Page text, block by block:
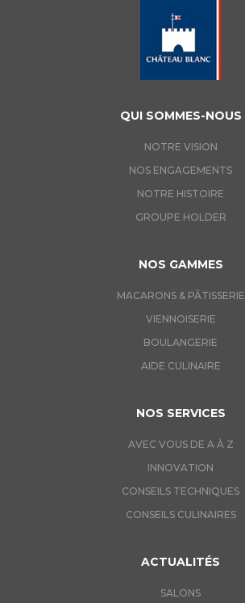
QUI SOMMES-NOUS
NOTRE VISION
NOS ENGAGEMENTS
NOTRE HISTOIRE
GROUPE HOLDER
NOS GAMMES
MACARONS & PÂTISSERIE
VIENNOISERIE
BOULANGERIE
AIDE CULINAIRE
NOS SERVICES
AVEC VOUS DE A À Z
INNOVATION
CONSEILS TECHNIQUES
CONSEILS CULINAIRES
ACTUALITÉS
SALONS